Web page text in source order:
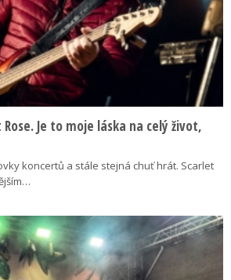
Je to moje láska na celý život,
koncertů a stále stejná chuť hrát. Scarlet